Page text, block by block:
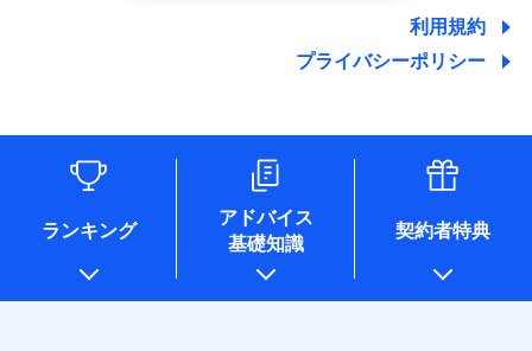
しくは委託を受けている保険会社・提携会社の保険その他に
関する情報を提供し、金融商品等の契約を勧奨するため、ま
た維持管理等の委託業務遂行のため、またそれらに付帯、関
情報を取引のある他の保険会社の商品・サービスをご提案す
るために利用させていただくことがあります。）
各種セミナーの開催のため
コンサルティングサービスの実施のため
アンケートやキャンペーン等の実施のため
上記に係る案内・手続き・管理等付帯業務を行うため
* 当社が委託を受けている保険会社の情報は、保険会社のホ
ームページに掲載しておりますので、ご確認ください。
利用規約
プライバシーポリシー
ランキング
アドバイス
基礎知識
契約者特典